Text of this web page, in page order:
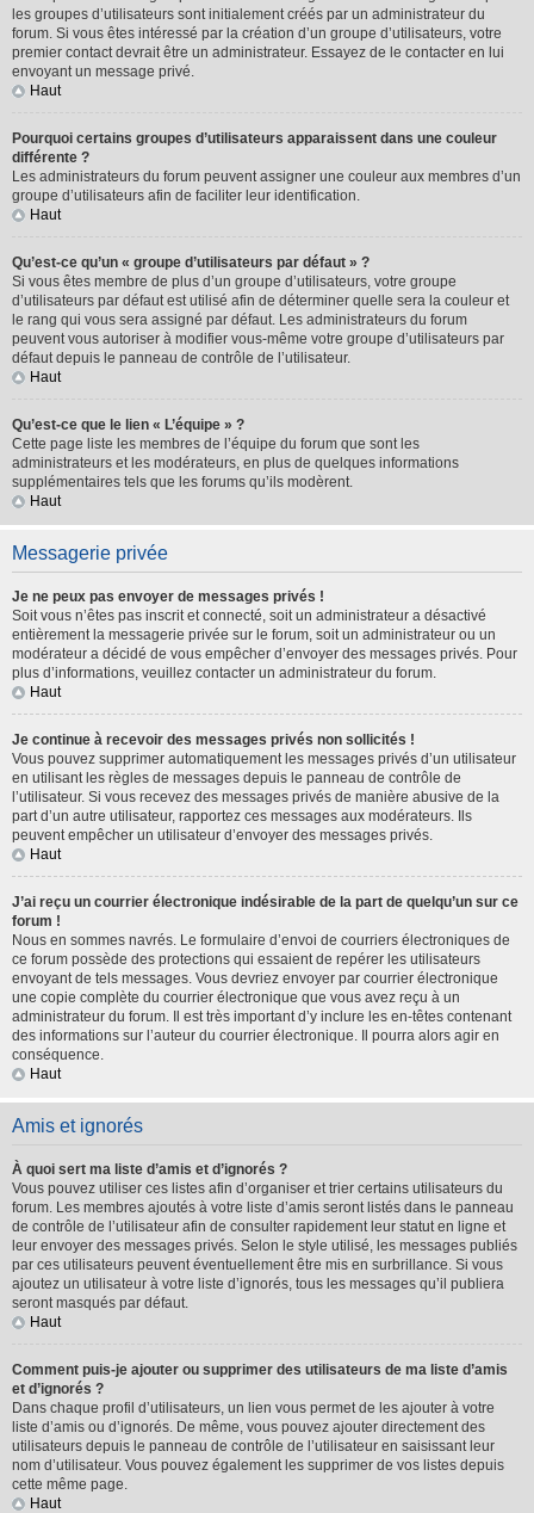
les groupes d’utilisateurs sont initialement créés par un administrateur du
forum. Si vous êtes intéressé par la création d’un groupe d’utilisateurs, votre
premier contact devrait être un administrateur. Essayez de le contacter en lui
envoyant un message privé.
Haut
Pourquoi certains groupes d’utilisateurs apparaissent dans une couleur
différente ?
Les administrateurs du forum peuvent assigner une couleur aux membres d’un
groupe d’utilisateurs afin de faciliter leur identification.
Haut
Qu’est-ce qu’un « groupe d’utilisateurs par défaut » ?
Si vous êtes membre de plus d’un groupe d’utilisateurs, votre groupe
d’utilisateurs par défaut est utilisé afin de déterminer quelle sera la couleur et
le rang qui vous sera assigné par défaut. Les administrateurs du forum
peuvent vous autoriser à modifier vous-même votre groupe d’utilisateurs par
défaut depuis le panneau de contrôle de l’utilisateur.
Haut
Qu’est-ce que le lien « L’équipe » ?
Cette page liste les membres de l’équipe du forum que sont les
administrateurs et les modérateurs, en plus de quelques informations
supplémentaires tels que les forums qu’ils modèrent.
Haut
Messagerie privée
Je ne peux pas envoyer de messages privés !
Soit vous n’êtes pas inscrit et connecté, soit un administrateur a désactivé
entièrement la messagerie privée sur le forum, soit un administrateur ou un
modérateur a décidé de vous empêcher d’envoyer des messages privés. Pour
plus d’informations, veuillez contacter un administrateur du forum.
Haut
Je continue à recevoir des messages privés non sollicités !
Vous pouvez supprimer automatiquement les messages privés d’un utilisateur
en utilisant les règles de messages depuis le panneau de contrôle de
l’utilisateur. Si vous recevez des messages privés de manière abusive de la
part d’un autre utilisateur, rapportez ces messages aux modérateurs. Ils
peuvent empêcher un utilisateur d’envoyer des messages privés.
Haut
J’ai reçu un courrier électronique indésirable de la part de quelqu’un sur ce
forum !
Nous en sommes navrés. Le formulaire d’envoi de courriers électroniques de
ce forum possède des protections qui essaient de repérer les utilisateurs
envoyant de tels messages. Vous devriez envoyer par courrier électronique
une copie complète du courrier électronique que vous avez reçu à un
administrateur du forum. Il est très important d’y inclure les en-têtes contenant
des informations sur l’auteur du courrier électronique. Il pourra alors agir en
conséquence.
Haut
Amis et ignorés
À quoi sert ma liste d’amis et d’ignorés ?
Vous pouvez utiliser ces listes afin d’organiser et trier certains utilisateurs du
forum. Les membres ajoutés à votre liste d’amis seront listés dans le panneau
de contrôle de l’utilisateur afin de consulter rapidement leur statut en ligne et
leur envoyer des messages privés. Selon le style utilisé, les messages publiés
par ces utilisateurs peuvent éventuellement être mis en surbrillance. Si vous
ajoutez un utilisateur à votre liste d’ignorés, tous les messages qu’il publiera
seront masqués par défaut.
Haut
Comment puis-je ajouter ou supprimer des utilisateurs de ma liste d’amis
et d’ignorés ?
Dans chaque profil d’utilisateurs, un lien vous permet de les ajouter à votre
liste d’amis ou d’ignorés. De même, vous pouvez ajouter directement des
utilisateurs depuis le panneau de contrôle de l’utilisateur en saisissant leur
nom d’utilisateur. Vous pouvez également les supprimer de vos listes depuis
cette même page.
Haut